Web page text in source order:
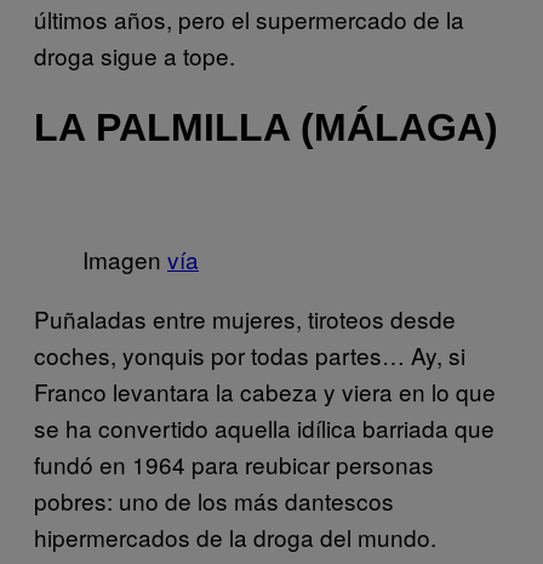
últimos años, pero el supermercado de la
droga sigue a tope.
LA PALMILLA (MÁLAGA)
Imagen vía
Puñaladas entre mujeres, tiroteos desde
coches, yonquis por todas partes… Ay, si
Franco levantara la cabeza y viera en lo que
se ha convertido aquella idílica barriada que
fundó en 1964 para reubicar personas
pobres: uno de los más dantescos
hipermercados de la droga del mundo.